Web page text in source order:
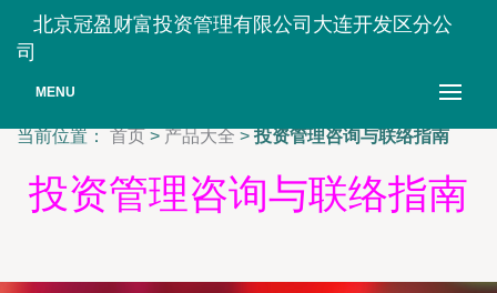
北京冠盈财富投资管理有限公司大连开发区分公
司
MENU
当前位置： 首页 > 产品大全 > 投资管理咨询与联络指南
投资管理咨询与联络指南